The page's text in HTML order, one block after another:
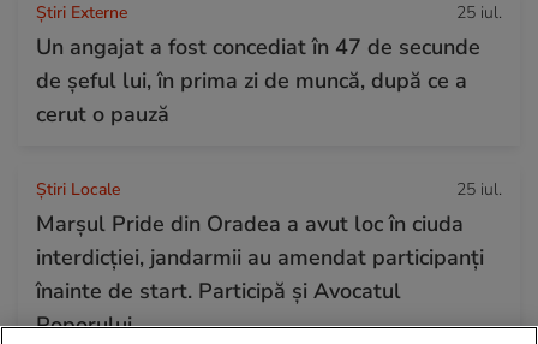
Știri Externe 25 iul.
Un angajat a fost concediat în 47 de secunde
de șeful lui, în prima zi de muncă, după ce a
cerut o pauză
Știri Locale 25 iul.
Marșul Pride din Oradea a avut loc în ciuda
interdicției, jandarmii au amendat participanți
înainte de start. Participă și Avocatul
Poporului